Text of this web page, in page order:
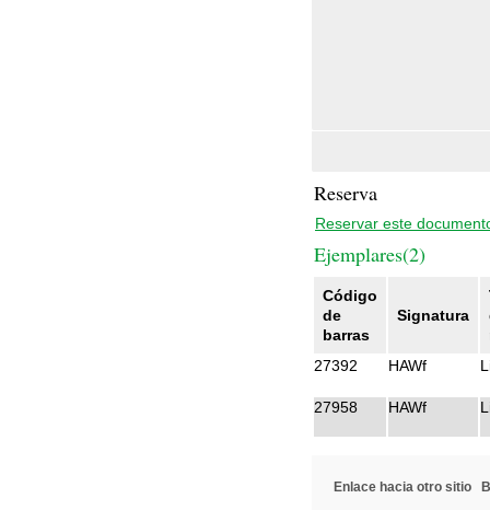
Reserva
Reservar este
Ejemplares(2)
Código
de
barras
Signatura
27392
HAWf
27958 HAWf
Enlace hacia otro sitio